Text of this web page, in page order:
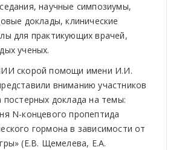
научные симпозиумы,
доклады, клинические
для практикующих врачей,
ученых.
скорой помощи имени И.И.
вниманию участников
постерных доклада на темы:
N-концевого пропептида
гормона в зависимости от
(Е.В. Щемелева, Е.А.